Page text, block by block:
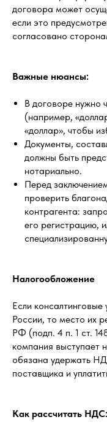
договора может
если это
согласовано
Важные нюансы:
В договоре нужно
(например,
«доллар», чтобы
Документы,
должны быть
нотариально.
Перед
проверить
контрагента:
его регистрацию,
Налогообложение
Если
России, то место их
РФ (подп. 4 п. 1 ст.
компания выступает
обязана удержать
поставщика и
Как рассчитать НДС: